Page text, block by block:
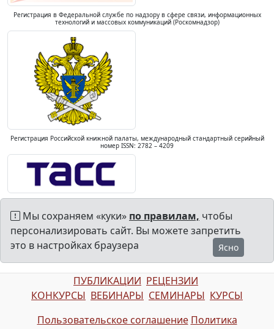
Регистрация в Федеральной службе по надзору в сфере связи, информационных
технологий и массовых коммуникаций (Роскомнадзор)
Регистрация Российской книжной палаты, международный стандартный серийный
номер ISSN: 2782 – 4209
Мы сохраняем «куки» по правилам, чтобы
персонализировать сайт. Вы можете запретить
это в настройках браузера
Ясно
ПУБЛИКАЦИИ РЕЦЕНЗИИ
КОНКУРСЫ ВЕБИНАРЫ СЕМИНАРЫ КУРСЫ
Пользовательское соглашение Политика